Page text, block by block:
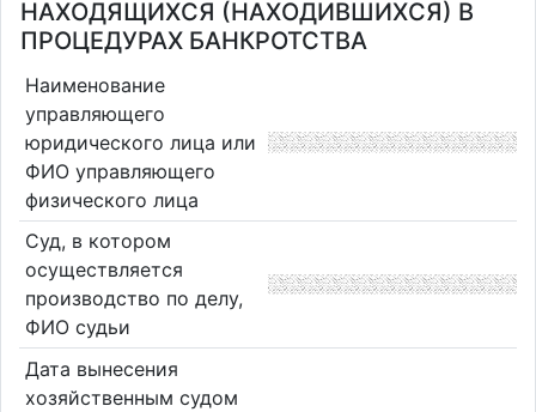
НАХОДЯЩИХСЯ (НАХОДИВШИХСЯ) В
ПРОЦЕДУРАХ БАНКРОТСТВА
Наименование
управляющего
юридического лица или
ФИО управляющего
физического лица
Суд, в котором
осуществляется
производство по делу,
ФИО судьи
Дата вынесения
хозяйственным судом